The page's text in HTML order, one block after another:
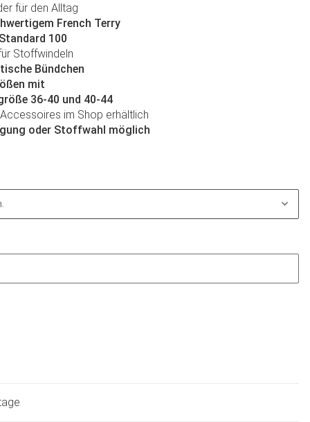
für den Alltag
French Terry
100
Stoffwindeln
Bündchen
mit
36-40 und 40-44
im Shop erhältlich
oder Stoffwahl möglich